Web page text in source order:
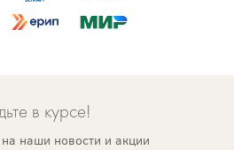
в курсе!
наши новости и акции